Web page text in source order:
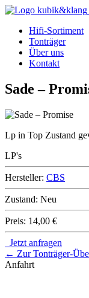
Hifi-Sortiment
Tonträger
Über uns
Kontakt
Sade –
Lp in Top Zustand
LP's
Hersteller: CBS
Zustand: Neu
Preis: 14,00 €
Jetzt anfragen
← Zur Tonträger-
Anfahrt